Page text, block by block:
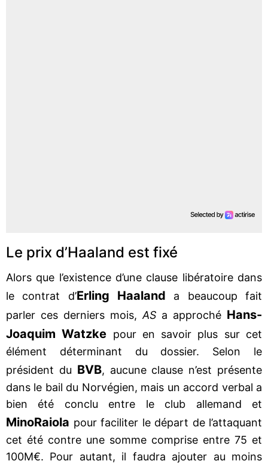
Le prix d’Haaland est fixé
Alors que l’existence d’une clause libératoire dans
le contrat d’Erling Haaland a beaucoup fait
parler ces derniers mois, AS a approché Hans-
Joaquim Watzke pour en savoir plus sur cet
élément déterminant du dossier. Selon le
président du BVB, aucune clause n’est présente
dans le bail du Norvégien, mais un accord verbal a
bien été conclu entre le club allemand et
MinoRaiola pour faciliter le départ de l’attaquant
cet été contre une somme comprise entre 75 et
100M€. Pour autant, il faudra ajouter au moins